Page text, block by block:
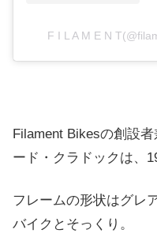
F I L A M E N
Filament Bikesの創設
ード・クラドックは、
フレームの形状はグレ
バイクとそっくり。